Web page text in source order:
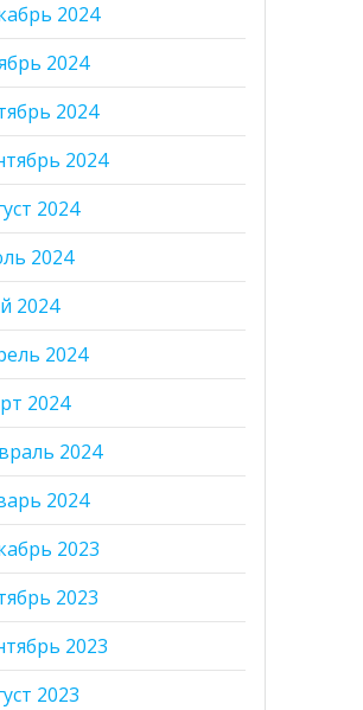
2024
2024
2024
2024
2024
2024
2024
2024
2024
2024
2024
2023
2023
2023
2023